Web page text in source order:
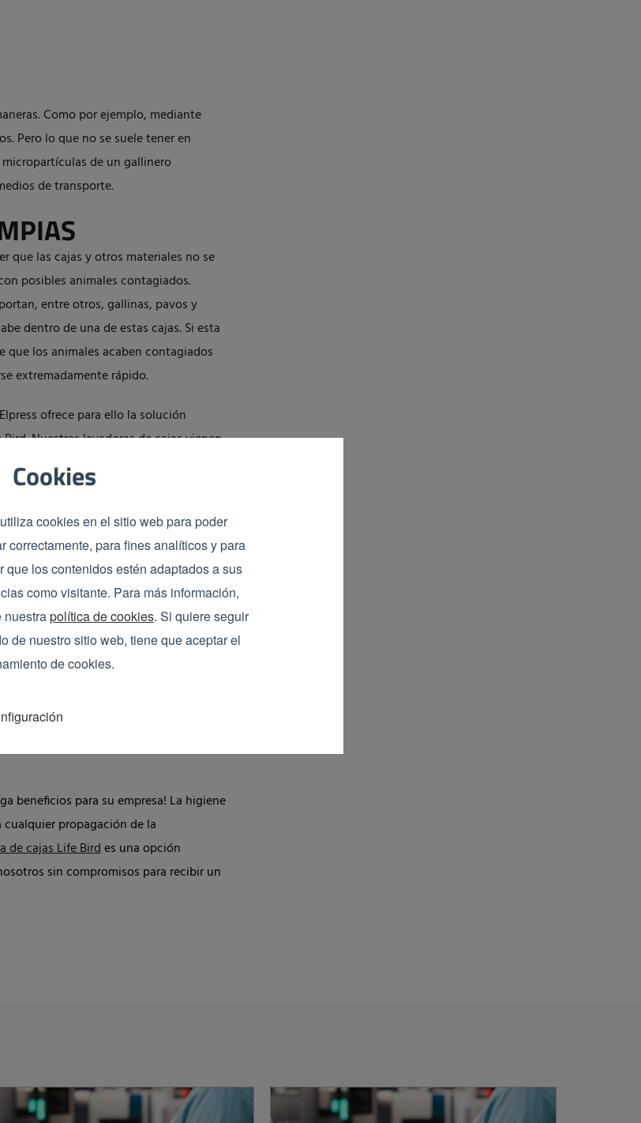
Cookies
cookies en el sitio web para poder
correctamente, para fines analíticos y para
que los contenidos estén adaptados a sus
como visitante. Para más información,
nuestrapolítica de cookies. Si quiere seguir
de nuestro sitio web, tiene que aceptar el
de cookies.
Como por ejemplo, mediante
Pero lo que no se suele tener en
de un gallinero
de transporte.
que las cajas y otros materiales no se
posibles animales contagiados.
entre otros, gallinas, pavos y
dentro de una de estas cajas. Si esta
que los animales acaben contagiados
extremadamente rápido.
ofrece para ello la solución
Bird. Nuestras lavadoras de cajas vienen
de cajas, las cajas pasan por una
de enjuague. Todo ello garantiza que
también contra cualquier
beneficios para su empresa! La higiene
propagación de la
de cajas Life Birdes una opción
sin compromisos para recibir un